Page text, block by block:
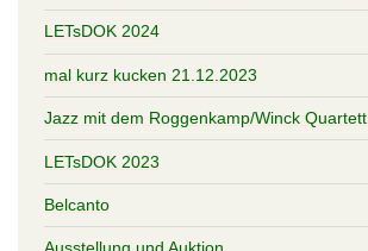
LETsDOK 2024
mal kurz kucken 21.12.2023
Jazz mit dem Roggenkamp/Winck Quartett
LETsDOK 2023
Belcanto